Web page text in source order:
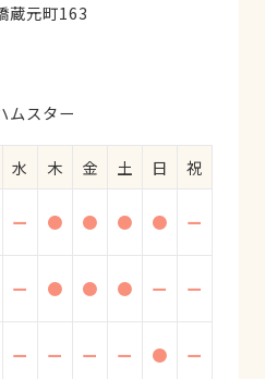
。えらいね。」って
飼い主の私にも「毎
。気をつけて帰宅し
声をかけてくれまし
められたり励まされ
ます。看護師さんから
私も「よし！明日も
持ちで通院してま
す。 僧帽弁閉鎖不全
、大動脈からの逆
流がある重度心臓病の
切な時期から薬を飲
蔵元町163
ムスター
水 木 金 土 日
祝
ー ● ● ● ● ー
ー ● ● ● ー ー
ー ー ー ー ●
ー